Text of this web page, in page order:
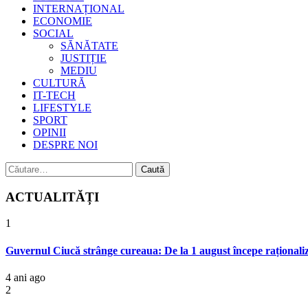
INTERNAȚIONAL
ECONOMIE
SOCIAL
SĂNĂTATE
JUSTIȚIE
MEDIU
CULTURĂ
IT-TECH
LIFESTYLE
SPORT
OPINII
DESPRE NOI
Caută
după:
ACTUALITĂȚI
1
Guvernul Ciucă strânge cureaua: De la 1 august începe
4 ani ago
2